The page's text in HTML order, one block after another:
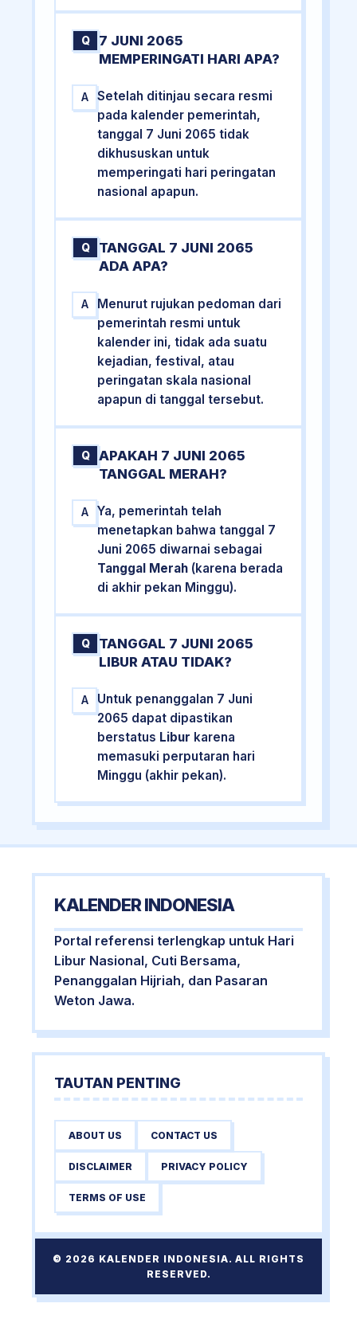
Q
7 JUNI 2065
MEMPERINGATI HARI APA?
A
Setelah ditinjau secara resmi
pada kalender pemerintah,
tanggal 7 Juni 2065 tidak
dikhususkan untuk
memperingati hari peringatan
nasional apapun.
Q
TANGGAL 7 JUNI 2065
ADA APA?
A
Menurut rujukan pedoman dari
pemerintah resmi untuk
kalender ini, tidak ada suatu
kejadian, festival, atau
peringatan skala nasional
apapun di tanggal tersebut.
Q
APAKAH 7 JUNI 2065
TANGGAL MERAH?
A
Ya, pemerintah telah
menetapkan bahwa tanggal 7
Juni 2065 diwarnai sebagai
Tanggal Merah (karena berada
di akhir pekan Minggu).
Q
TANGGAL 7 JUNI 2065
LIBUR ATAU TIDAK?
A
Untuk penanggalan 7 Juni
2065 dapat dipastikan
berstatus Libur karena
memasuki perputaran hari
Minggu (akhir pekan).
KALENDER INDONESIA
Portal referensi terlengkap untuk Hari
Libur Nasional, Cuti Bersama,
Penanggalan Hijriah, dan Pasaran
Weton Jawa.
TAUTAN PENTING
ABOUT US CONTACT US
DISCLAIMER PRIVACY POLICY
TERMS OF USE
© 2026 KALENDER INDONESIA. ALL RIGHTS
RESERVED.